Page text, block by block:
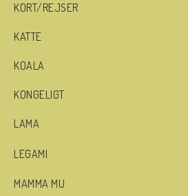
KORT/REJSER
KATTE
KOALA
KONGELIGT
LAMA
LEGAMI
MAMMA MU